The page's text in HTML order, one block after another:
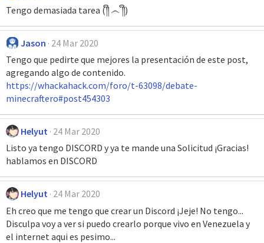
Tengo demasiada tarea (༎ຶ ෴ ༎ຶ)
Jason 24 Mar 2020
Tengo que pedirte que mejores la presentación de este post,
agregando algo de contenido.
https://whackahack.com/foro/t-63098/debate-
minecraftero#post454303
Helyut 24 Mar 2020
Listo ya tengo DISCORD y ya te mande una Solicitud ¡Gracias!
hablamos en DISCORD
Helyut 24 Mar 2020
Eh creo que me tengo que crear un Discord ¡Jeje! No tengo...
Disculpa voy a ver si puedo crearlo porque vivo en Venezuela y
el internet aqui es pesimo...